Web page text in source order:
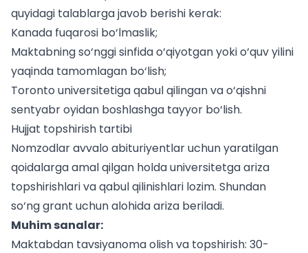
quyidagi talablarga javob berishi kerak:
Kanada fuqarosi bo‘lmaslik;
Maktabning so‘nggi sinfida o‘qiyotgan yoki o‘quv yilini
yaqinda tamomlagan bo‘lish;
Toronto universitetiga qabul qilingan va o‘qishni
sentyabr oyidan boshlashga tayyor bo‘lish.
Hujjat topshirish tartibi
Nomzodlar avvalo abituriyentlar uchunyaratilgan
qoidalarga amal qilgan holda universitetga ariza
topshirishlari va qabul qilinishlari lozim. Shundan
so‘ng grant uchun alohida ariza beriladi.
Muhim sanalar:
Maktabdan tavsiyanoma olish va topshirish: 30-